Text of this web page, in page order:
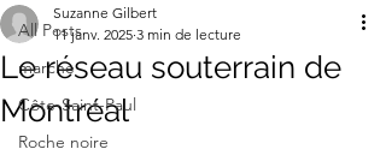
All Posts
marche
Côte-Saint-Paul
Roche noire
Le réseau souterrain de
Montréal
Suzanne Gilbert
11 janv. 2025 3 min de lecture